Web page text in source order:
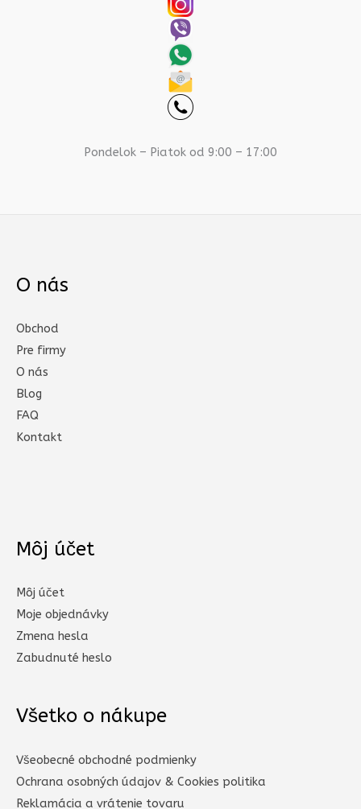
Pondelok – Piatok od 9:00 – 17:00
O nás
Obchod
Pre firmy
O nás
Blog
FAQ
Kontakt
Môj účet
Môj účet
Moje objednávky
Zmena hesla
Zabudnuté heslo
Všetko o nákupe
Všeobecné obchodné podmienky
Ochrana osobných údajov & Cookies politika
Reklamácia a vrátenie tovaru